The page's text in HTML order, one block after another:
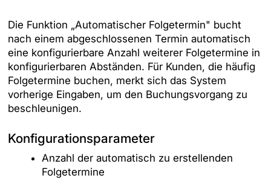
Die Funktion „Automatischer Folgetermin" bucht
nach einem abgeschlossenen Termin automatisch
eine konfigurierbare Anzahl weiterer Folgetermine in
konfigurierbaren Abständen. Für Kunden, die häufig
Folgetermine buchen, merkt sich das System
vorherige Eingaben, um den Buchungsvorgang zu
beschleunigen.
Konfigurationsparameter
Anzahl der automatisch zu erstellenden
Folgetermine